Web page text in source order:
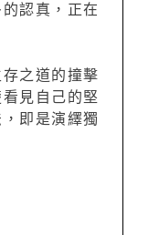
認真，正在
之道的撞擊
見自己的堅
即是演繹獨